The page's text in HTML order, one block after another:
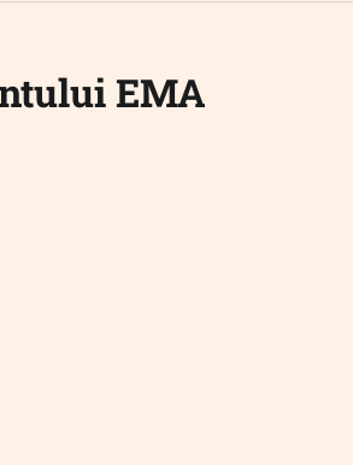
EMA